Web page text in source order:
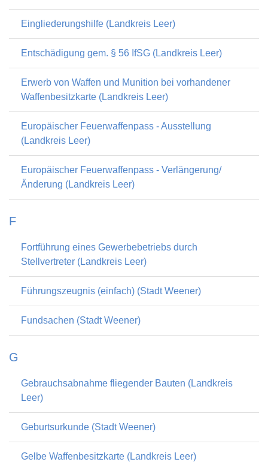
Eingliederungshilfe (Landkreis Leer)
Entschädigung gem. § 56 IfSG (Landkreis Leer)
Erwerb von Waffen und Munition bei vorhandener
Waffenbesitzkarte (Landkreis Leer)
Europäischer Feuerwaffenpass - Ausstellung
(Landkreis Leer)
Europäischer Feuerwaffenpass - Verlängerung/
Änderung (Landkreis Leer)
F
Fortführung eines Gewerbebetriebs durch
Stellvertreter (Landkreis Leer)
Führungszeugnis (einfach) (Stadt Weener)
Fundsachen (Stadt Weener)
G
Gebrauchsabnahme fliegender Bauten (Landkreis
Leer)
Geburtsurkunde (Stadt Weener)
Gelbe Waffenbesitzkarte (Landkreis Leer)